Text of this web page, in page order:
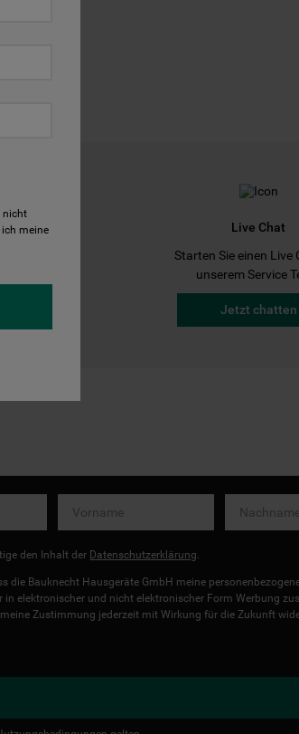
Live Chat
Starten Sie einen Live
unserem Service
Jetzt chatten
den Inhalt der Datenschutzerklärung
die Bauknecht Hausgeräte GmbH meine
in elektronischer und nicht elektronischer Form Werbung
Zustimmung jederzeit mit Wirkung für die Zukunft
nicht
meine